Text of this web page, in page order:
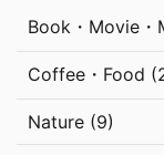
Book・Movie・
Coffee・Food
Nature (9)